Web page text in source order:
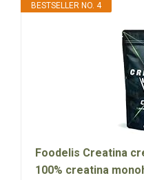
BESTSELLER NO. 4
Foodelis Creatina
100% creatina